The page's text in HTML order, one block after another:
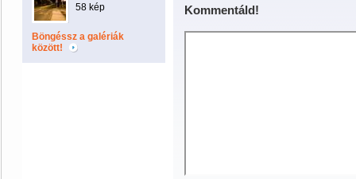
58 kép
Böngéssz a galériák
között!
Kommentáld!